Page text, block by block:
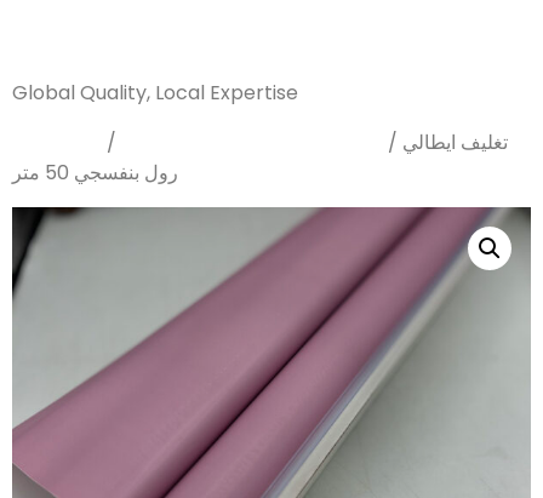
Global Quality, Local Expertise
/
/ تغليف ايطالي
رول بنفسجي 50 متر